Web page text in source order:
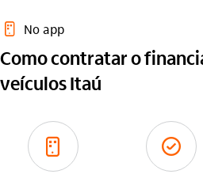
aplicativos_outline No app
Como contratar o
veículos Itaú
aplicativos_outline confirmacao